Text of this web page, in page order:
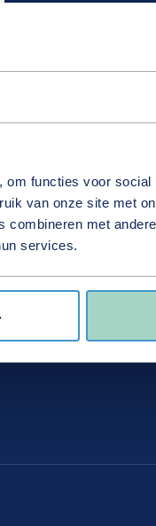
functies voor
van onze site met
met
services.
maar we zijn